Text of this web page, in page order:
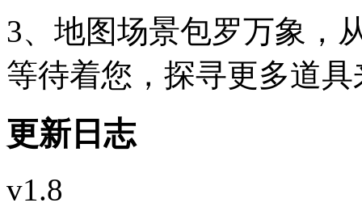
3、地图场景包罗万象，
等待着您，探寻更多道
更新日志
v1.8